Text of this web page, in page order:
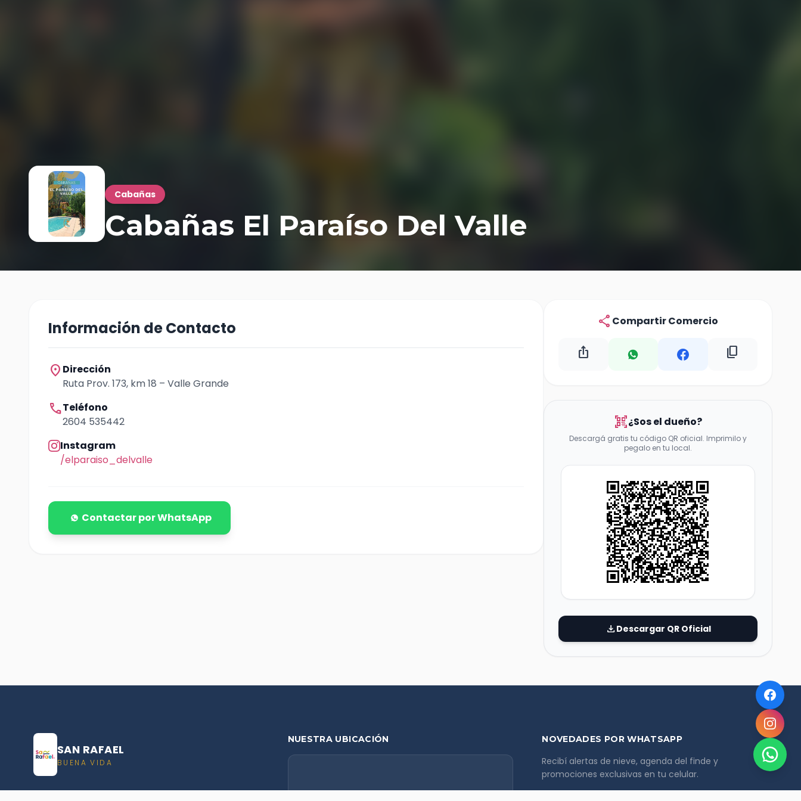
Cabañas
Cabañas El Paraíso Del Valle
Información de Contacto
location_on Dirección
Ruta Prov. 173, km 18 – Valle Grande
callTeléfono
2604 535442
Instagram
/elparaiso_delvalle
Contactar por WhatsApp
share Compartir Comercio
ios_share content_copy
qr_code_scanner¿Sos el dueño?
Descargá gratis tu código QR oficial. Imprimilo y
pegalo en tu local.
downloadDescargar QR Oficial
SAN RAFAEL
BUENA VIDA
NUESTRA UBICACIÓN NOVEDADES POR WHATSAPP
Recibí alertas de nieve, agenda del finde y
promociones exclusivas en tu celular.